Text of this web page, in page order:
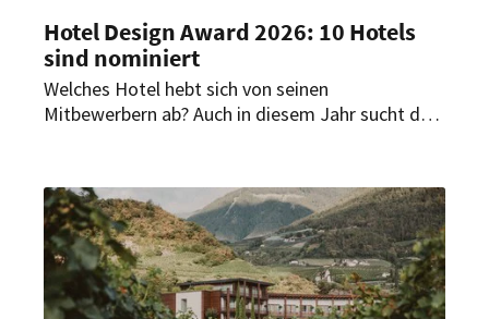
Hotel Design Award 2026: 10 Hotels
sind nominiert
Welches Hotel hebt sich von seinen
Mitbewerbern ab? Auch in diesem Jahr sucht das
zehn Nominierten stehen jetzt fest.